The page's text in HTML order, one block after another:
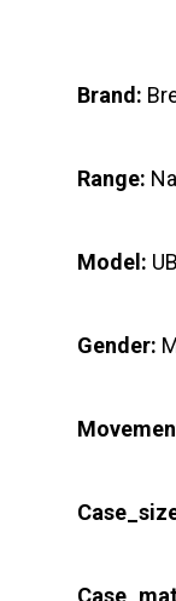
Brand:
Range:
Model:
Gender: